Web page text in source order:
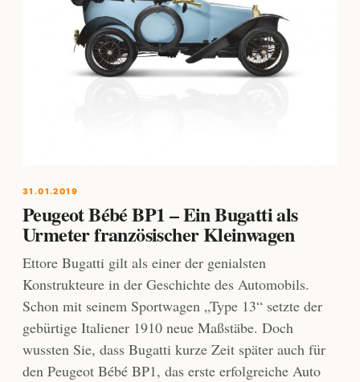
31.01.2019
Peugeot Bébé BP1 – Ein Bugatti als
Urmeter französischer Kleinwagen
Ettore Bugatti gilt als einer der genialsten
Konstrukteure in der Geschichte des Automobils.
Schon mit seinem Sportwagen „Type 13“ setzte der
gebürtige Italiener 1910 neue Maßstäbe. Doch
wussten Sie, dass Bugatti kurze Zeit später auch für
den Peugeot Bébé BP1, das erste erfolgreiche Auto